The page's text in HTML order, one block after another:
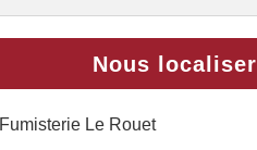
Nous localiser
Fumisterie Le Rouet